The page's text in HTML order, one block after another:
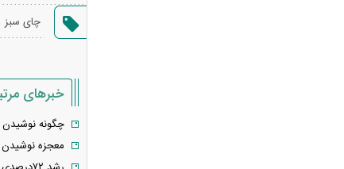
چای سبز
خبرهای
چگونه نوشیدن
معجزه